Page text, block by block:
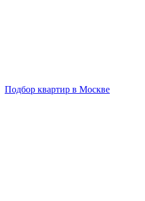
Подбор квартир в Москве